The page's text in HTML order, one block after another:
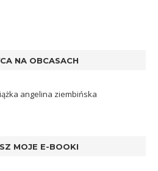
NA OBCASACH
MOJE E-BOOKI